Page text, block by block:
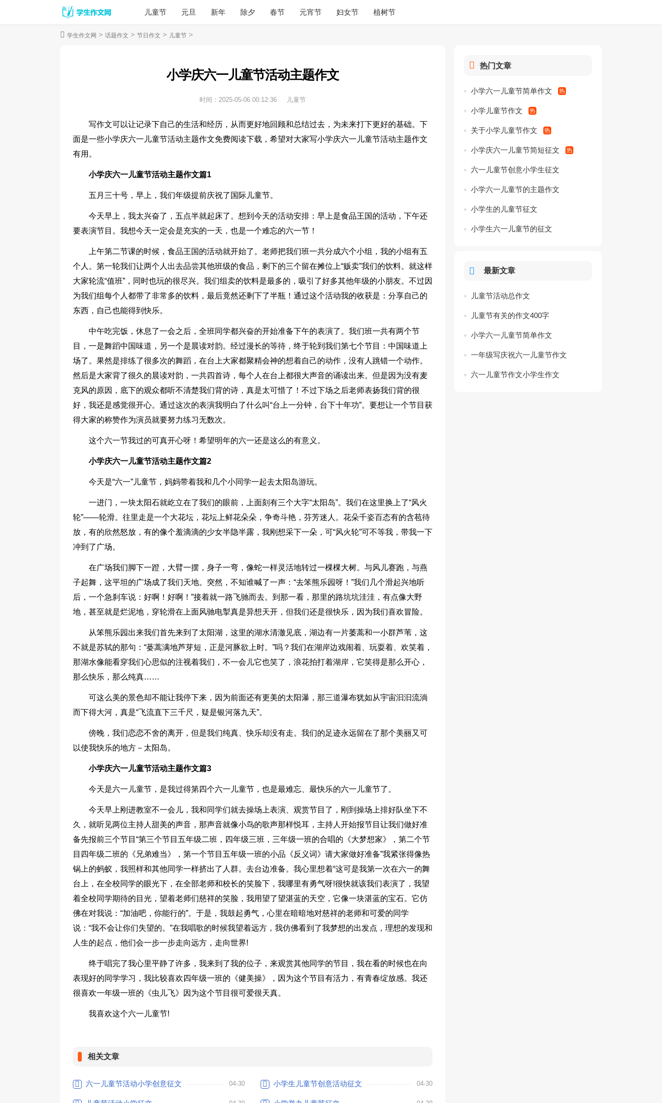
儿童节 元旦 新年 除夕 春节 元宵节 妇女节 植树节
学生作文网 > 话题作文 > 节日作文 > 儿童节 >
小学庆六一儿童节活动主题作文
时间： 2025-05-06 00:12:36 儿童节
写作文可以让记录下自己的生活和经历，从而更好地回顾和总结过去，为未来打下更好的基础。下
面是一些小学庆六一儿童节活动主题作文免费阅读下载，希望对大家写小学庆六一儿童节活动主题作文
有用。
小学庆六一儿童节活动主题作文篇1
五月三十号，早上，我们年级提前庆祝了国际儿童节。
今天早上，我太兴奋了，五点半就起床了。想到今天的活动安排：早上是食品王国的活动，下午还
要表演节目。我想今天一定会是充实的一天，也是一个难忘的六一节！
上午第二节课的时候，食品王国的活动就开始了。老师把我们班一共分成六个小组，我的小组有五
个人。第一轮我们让两个人出去品尝其他班级的食品，剩下的三个留在摊位上“贩卖”我们的饮料。就这样
大家轮流“值班”，同时也玩的很尽兴。我们组卖的饮料是最多的，吸引了好多其他年级的小朋友。不过因
为我们组每个人都带了非常多的饮料，最后竟然还剩下了半瓶！通过这个活动我的收获是：分享自己的
东西，自己也能得到快乐。
中午吃完饭，休息了一会之后，全班同学都兴奋的开始准备下午的表演了。我们班一共有两个节
目，一是舞蹈中国味道，另一个是晨读对韵。经过漫长的等待，终于轮到我们第七个节目：中国味道上
场了。果然是排练了很多次的舞蹈，在台上大家都聚精会神的想着自己的动作，没有人跳错一个动作。
然后是大家背了很久的晨读对韵，一共四首诗，每个人在台上都很大声音的诵读出来。但是因为没有麦
克风的原因，底下的观众都听不清楚我们背的诗，真是太可惜了！不过下场之后老师表扬我们背的很
好，我还是感觉很开心。通过这次的表演我明白了什么叫“台上一分钟，台下十年功”。要想让一个节目获
得大家的称赞作为演员就要努力练习无数次。
这个六一节我过的可真开心呀！希望明年的六一还是这么的有意义。
小学庆六一儿童节活动主题作文篇2
今天是“六一”儿童节，妈妈带着我和几个小同学一起去太阳岛游玩。
一进门，一块太阳石就屹立在了我们的眼前，上面刻有三个大字“太阳岛”。我们在这里换上了“风火
轮”——轮滑。往里走是一个大花坛，花坛上鲜花朵朵，争奇斗艳，芬芳迷人。花朵千姿百态有的含苞待
放，有的欣然怒放，有的像个羞滴滴的少女半隐半露，我刚想采下一朵，可“风火轮”可不等我，带我一下
冲到了广场。
在广场我们脚下一蹬，大臂一摆，身子一弯，像蛇一样灵活地转过一棵棵大树。与风儿赛跑，与燕
子起舞，这平坦的广场成了我们天地。突然，不知谁喊了一声：“去笨熊乐园呀！”我们几个滑起兴地听
后，一个急刹车说：好啊！好啊！”接着就一路飞驰而去。到那一看，那里的路坑坑洼洼，有点像大野
地，甚至就是烂泥地，穿轮滑在上面风驰电掣真是异想天开，但我们还是很快乐，因为我们喜欢冒险。
从笨熊乐园出来我们首先来到了太阳湖，这里的湖水清澈见底，湖边有一片萎蒿和一小群芦苇，这
不就是苏轼的那句：“蒌蒿满地芦芽短，正是河豚欲上时。”吗？我们在湖岸边戏闹着、玩耍着、欢笑着，
那湖水像能看穿我们心思似的注视着我们，不一会儿它也笑了，浪花拍打着湖岸，它笑得是那么开心，
那么快乐，那么纯真……
可这么美的景色却不能让我停下来，因为前面还有更美的太阳瀑，那三道瀑布犹如从宇宙汩汩流淌
而下得大河，真是“飞流直下三千尺，疑是银河落九天”。
傍晚，我们恋恋不舍的离开，但是我们纯真、快乐却没有走。我们的足迹永远留在了那个美丽又可
以使我快乐的地方－太阳岛。
小学庆六一儿童节活动主题作文篇3
今天是六一儿童节，是我过得第四个六一儿童节，也是最难忘、最快乐的六一儿童节了。
今天早上刚进教室不一会儿，我和同学们就去操场上表演、观赏节目了，刚到操场上排好队坐下不
久，就听见两位主持人甜美的声音，那声音就像小鸟的歌声那样悦耳，主持人开始报节目让我们做好准
备先报前三个节目“第三个节目五年级二班，四年级三班，三年级一班的合唱的《大梦想家》，第二个节
目四年级二班的《兄弟难当》，第一个节目五年级一班的小品《反义词》请大家做好准备”我紧张得像热
锅上的蚂蚁，我照样和其他同学一样挤出了人群。去台边准备。我心里想着“这可是我第一次在六一的舞
台上，在全校同学的眼光下，在全部老师和校长的笑脸下，我哪里有勇气呀!很快就该我们表演了，我望
着全校同学期待的目光，望着老师们慈祥的笑脸，我用望了望湛蓝的天空，它像一块湛蓝的宝石。它仿
佛在对我说：“加油吧，你能行的”。于是，我鼓起勇气，心里在暗暗地对慈祥的老师和可爱的同学
说：“我不会让你们失望的。”在我唱歌的时候我望着远方，我仿佛看到了我梦想的出发点，理想的发现和
人生的起点，他们会一步一步走向远方，走向世界!
终于唱完了我心里平静了许多，我来到了我的位子，来观赏其他同学的节目，我在看的时候也在向
表现好的同学学习，我比较喜欢四年级一班的《健美操》，因为这个节目有活力，有青春绽放感。我还
很喜欢一年级一班的《虫儿飞》因为这个节目很可爱很天真。
我喜欢这个六一儿童节!
相关文章
六一儿童节活动小学创意征文 04-30 小学生儿童节创意活动征文 04-30
热门文章
小学六一儿童节简单作文
小学儿童节作文
关于小学儿童节作文
小学庆六一儿童节简短征文
六一儿童节创意小学生征文
小学六一儿童节的主题作文
小学生的儿童节征文
小学生六一儿童节的征文
最新文章
儿童节活动总作文
儿童节有关的作文400字
小学六一儿童节简单作文
一年级写庆祝六一儿童节作文
六一儿童节作文小学生作文